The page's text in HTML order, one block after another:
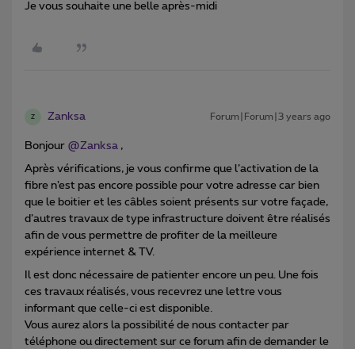
Je vous souhaite une belle après-midi
Z Zanksa Forum|Forum|3 years ago
Bonjour @Zanksa ,
Après vérifications, je vous confirme que l’activation de la
fibre n’est pas encore possible pour votre adresse car bien
que le boitier et les câbles soient présents sur votre façade,
d’autres travaux de type infrastructure doivent être réalisés
afin de vous permettre de profiter de la meilleure
expérience internet & TV.
Il est donc nécessaire de patienter encore un peu. Une fois
ces travaux réalisés, vous recevrez une lettre vous
informant que celle-ci est disponible.
Vous aurez alors la possibilité de nous contacter par
téléphone ou directement sur ce forum afin de demander le